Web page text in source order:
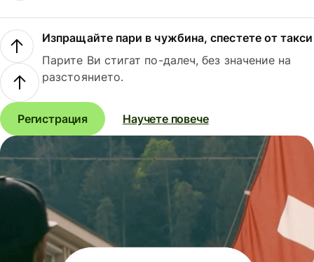
Изпращайте пари в чужбина, спестете от такси
Парите Ви стигат по-далеч, без значение на
разстоянието.
Регистрация Научете повече